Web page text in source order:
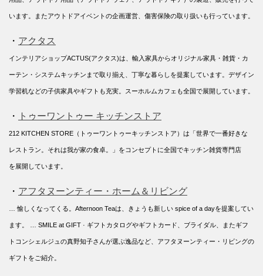
います。またアウトドアイベントの企画運営、傷害保険の取り扱いも行っています。
・ アクタス
インテリアショップACTUS(アクタス)は、輸入家具からオリジナル家具・雑貨・カ
ーテン・システムキッチンまで取り揃え、丁寧な暮らしを提案しています。デザイン
学習机などの子供家具やギフトも充実。スーホルムカフェも全国で展開しています。
・ トゥーワントゥー キッチンストア
212 KITCHEN STORE（トゥーワントゥーキッチンストア）は「世界で一番好きな
レストラン。それは我が家の食卓。」をコンセプトに全国でキッチン雑貨専門店
を展開しています。
・ アフタヌーンティー・ホーム＆リビング
… 愉しくなってくる。Afternoon Teaは、きょうも新しい spice of a dayを提案してい
ます。 … SMILE at GIFT · ギフトカタログやギフトカード、ブライダル、またギフ
トコンシェルジュの真野知子さんが選ぶ逸品など、アフタヌーンティー・リビングの
ギフトをご紹介。